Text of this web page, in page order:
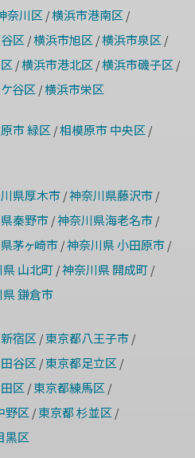
奈川区/横浜市港南区/
区/横浜市旭区/横浜市泉区/
/横浜市港北区/横浜市磯子区/
谷区/横浜市栄区
市 緑区/相模原市 中央区/
県厚木市/神奈川県藤沢市/
秦野市/神奈川県海老名市/
茅ヶ崎市/神奈川県 小田原市/
山北町/神奈川県 開成町/
鎌倉市
宿区/ 東京都八王子市/
谷区/ 東京都足立区/
区/ 東京都練馬区/
野区/ 東京都 杉並区/
黒区